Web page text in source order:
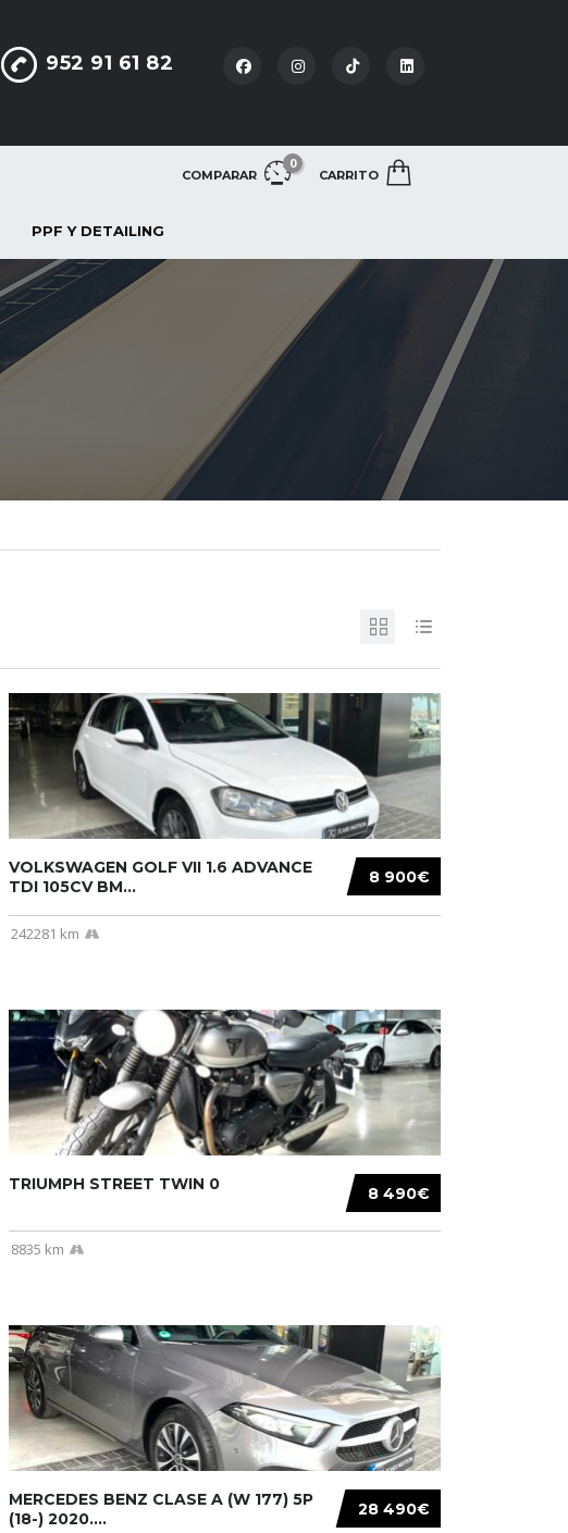
952 91 61 82
COMPARAR
0
CARRITO
PPF Y DETAILING
8 900€
VOLKSWAGEN GOLF VII 1.6 ADVANCE
TDI 105CV BM...
242281 km
8 490€
TRIUMPH STREET TWIN 0
8835 km
28 490€
MERCEDES BENZ CLASE A (W 177) 5P
(18-) 2020....